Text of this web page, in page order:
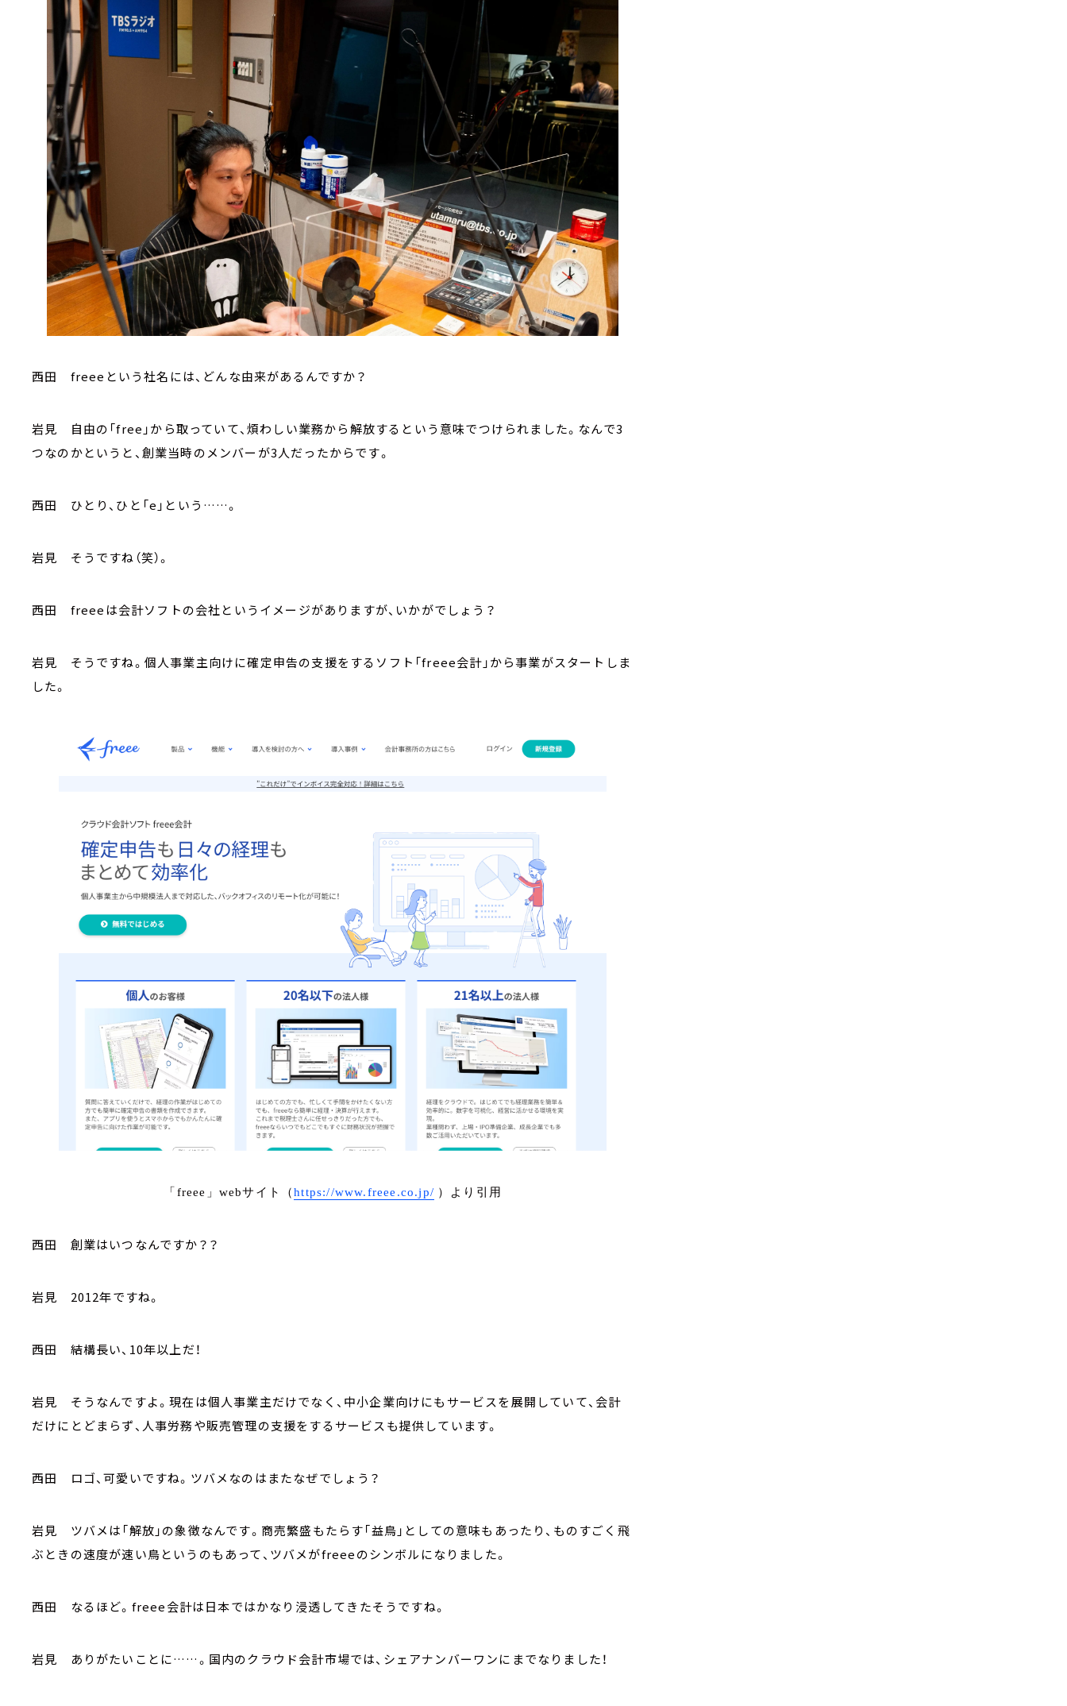
西田 freeeという社名には、どんな由来があるんですか？
岩見 自由の「free」から取っていて、煩わしい業務から解放するという意味でつけられました。なんで3
つなのかというと、創業当時のメンバーが3人だったからです。
西田 ひとり、ひと「e」という……。
岩見 そうですね（笑）。
西田 freeeは会計ソフトの会社というイメージがありますが、いかがでしょう？
岩見 そうですね。個人事業主向けに確定申告の支援をするソフト「freee会計」から事業がスタートしま
した。
「freee」webサイト（https://www.freee.co.jp/ ）より引用
西田 創業はいつなんですか？？
岩見 2012年ですね。
西田 結構長い、10年以上だ！
岩見 そうなんですよ。現在は個人事業主だけでなく、中小企業向けにもサービスを展開していて、会計
だけにとどまらず、人事労務や販売管理の支援をするサービスも提供しています。
西田 ロゴ、可愛いですね。ツバメなのはまたなぜでしょう？
岩見 ツバメは「解放」の象徴なんです。商売繁盛もたらす「益鳥」としての意味もあったり、ものすごく飛
ぶときの速度が速い鳥というのもあって、ツバメがfreeeのシンボルになりました。
西田 なるほど。freee会計は日本ではかなり浸透してきたそうですね。
岩見 ありがたいことに……。国内のクラウド会計市場では、シェアナンバーワンにまでなりました！